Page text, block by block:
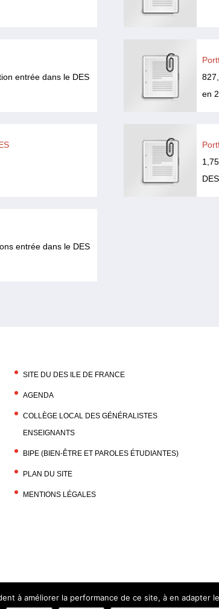
entrée dans le DES
en
entrée dans le DES
SITE DU DES ILE DE FRANCE
AGENDA
COLLÈGE LOCAL DES GÉNÉRALISTES
ENSEIGNANTS
BIPE (BIEN-ÊTRE ET PAROLES ÉTUDIANTES)
PLAN DU SITE
MENTIONS LÉGALES
à améliorer la performance de ce site, à en adapter